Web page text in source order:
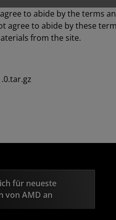
to abide by the terms
agree to abide by these
from the site.
für neueste
von AMD an